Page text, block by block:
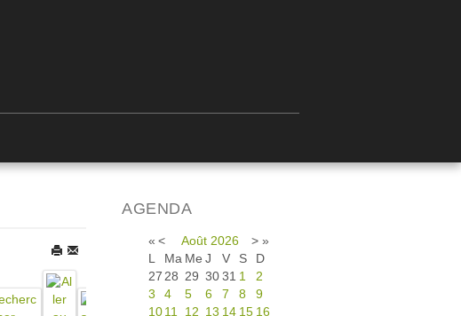
AGENDA
« < Août 2026 > »
L
Ma Me J V S
D
27 28 29 30 31 1
2
3
4 5 6 7 8
9
10 11 12 13 14 15 16